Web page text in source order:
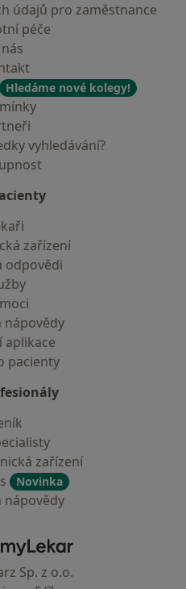
údajů pro zaměstnance
péče
Hledáme nové kolegy!
vyhledávání?
zařízení
odpovědi
nápovědy
aplikace
pacienty
zařízení
Novinka
nápovědy
ZnamyLekar - Hlavní stránka
Sp. z o.o.